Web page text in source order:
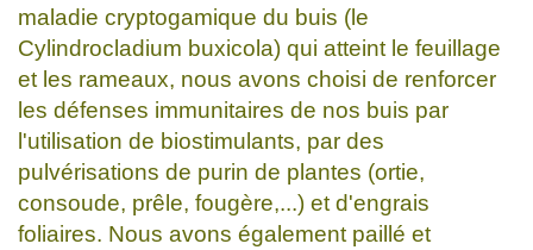
maladie cryptogamique du buis (le
Cylindrocladium buxicola) qui atteint le feuillage
et les rameaux, nous avons choisi de renforcer
les défenses immunitaires de nos buis par
l'utilisation de biostimulants, par des
pulvérisations de purin de plantes (ortie,
consoude, prêle, fougère,...) et d'engrais
foliaires. Nous avons également paillé et